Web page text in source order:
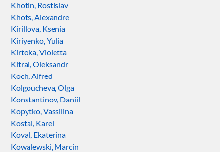
Khotin, Rostislav
Khots, Alexandre
Kirillova, Ksenia
Kiriyenko, Yulia
Kirtoka, Violetta
Kitral, Oleksandr
Koch, Alfred
Kolgoucheva, Olga
Konstantinov, Daniil
Kopytko, Vassilina
Kostal, Karel
Koval, Ekaterina
Kowalewski, Marcin